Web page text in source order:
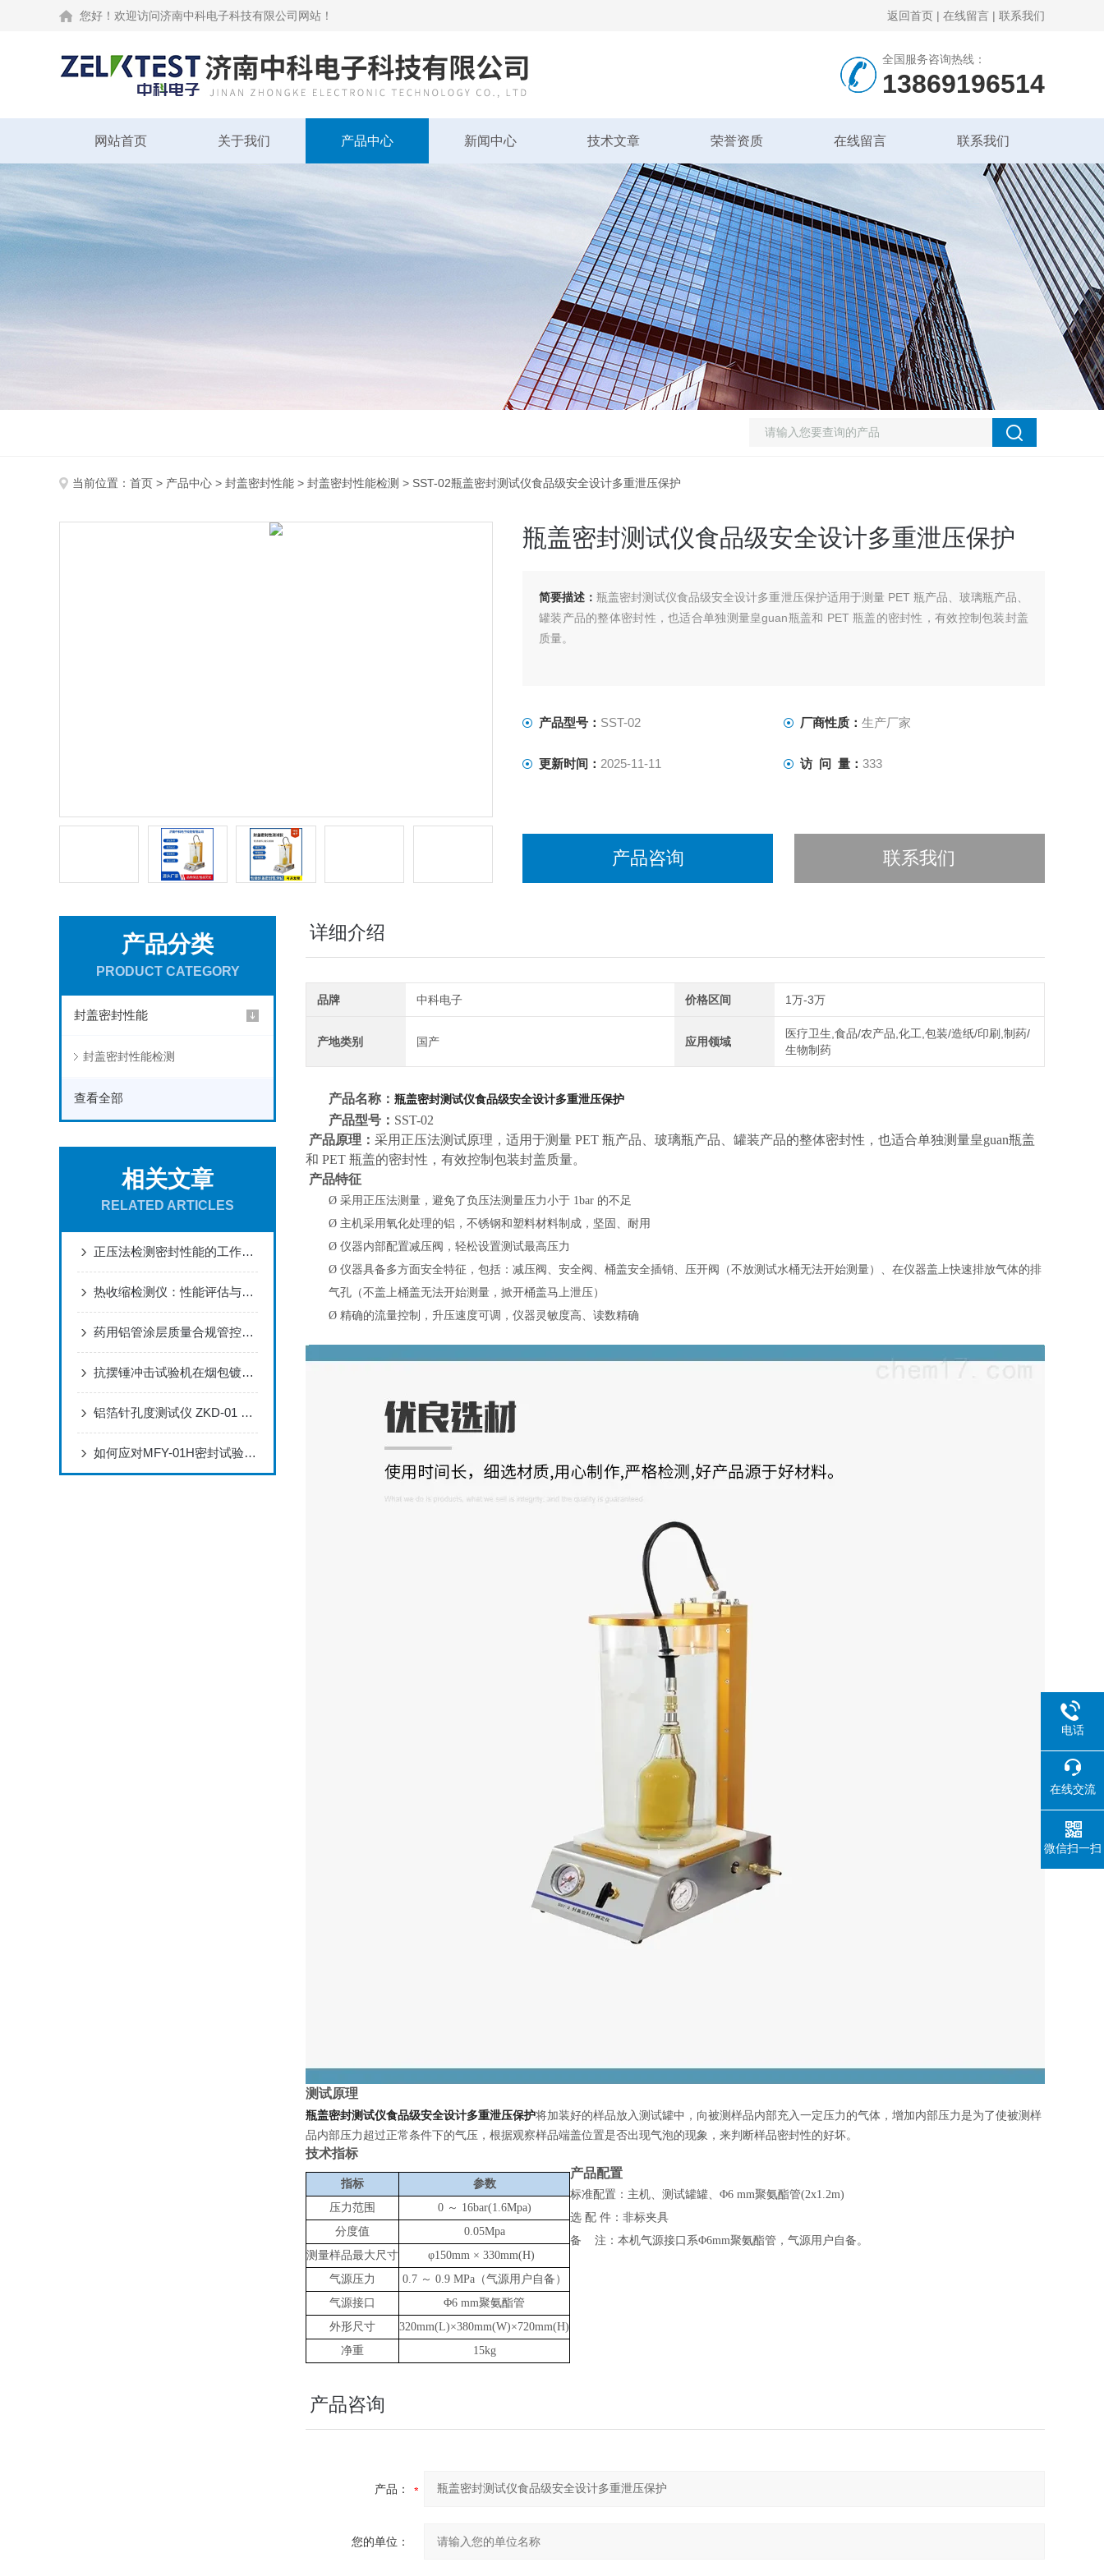
您好！欢迎访问济南中科电子科技有限公司网站！ 返回首页 | 在线留言 | 联系我们
全国服务咨询热线：
13869196514
网站首页 关于我们 产品中心 新闻中心 技术文章 荣誉资质 在线留言 联系我们
当前位置： 首页 > 产品中心 > 封盖密封性能 > 封盖密封性能检测 > SST-02瓶盖密封测试仪食品级安全设计多重泄压保护
瓶盖密封测试仪食品级安全设计多重泄压保护
简要描述：瓶盖密封测试仪食品级安全设计多重泄压保护适用于测量 PET 瓶产品、玻璃瓶产品、
罐装产品的整体密封性，也适合单独测量皇guan瓶盖和 PET 瓶盖的密封性，有效控制包装封盖
质量。
产品型号： SST-02 厂商性质： 生产厂家
更新时间： 2025-11-11 访 问 量： 333
产品咨询 联系我们
产品分类
PRODUCT CATEGORY
封盖密封性能
封盖密封性能检测
查看全部
相关文章
RELATED ARTICLES
正压法检测密封性能的工作原理详解
热收缩检测仪：性能评估与质量控制的得力助手
药用铝管涂层质量合规管控方案LG-04涂层柔性和黏附力试验装置实操应用
抗摆锤冲击试验机在烟包镀铝纸运输适应性评估中的应用案例
铝箔针孔度测试仪 ZKD-01 技术特点与应用分析
如何应对MFY-01H密封试验仪在测试过程中的突发情况？
详细介绍
品牌 中科电子 价格区间 1万-3万
产地类别 国产 应用领域
医疗卫生,食品/农产品,化工,包装/造纸/印刷,制药/
生物制药
产品名称： 瓶盖密封测试仪食品级安全设计多重泄压保护
产品型号： SST-02
产品原理： 采用正压法测试原理，适用于测量 PET 瓶产品、玻璃瓶产品、罐装产品的整体密封性，也适合单独测量皇guan瓶盖
和 PET 瓶盖的密封性，有效控制包装封盖质量。
产品特征
Ø 采用正压法测量，避免了负压法测量压力小于 1bar 的不足
Ø 主机采用氧化处理的铝，不锈钢和塑料材料制成，坚固、耐用
Ø 仪器内部配置减压阀，轻松设置测试最高压力
Ø 仪器具备多方面安全特征，包括：减压阀、安全阀、桶盖安全插销、压开阀（不放测试水桶无法开始测量）、在仪器盖上快速排放气体的排
气孔（不盖上桶盖无法开始测量，掀开桶盖马上泄压）
Ø 精确的流量控制，升压速度可调，仪器灵敏度高、读数精确
测试原理
瓶盖密封测试仪食品级安全设计多重泄压保护将加装好的样品放入测试罐中， 向被测样品内部充入一定压力 的气体，增加内部压力是为了使被测样
品内部压力超过正常条件下的气压， 根据观察样品端盖位置是否出现气泡的现象，来判断样品密封性的好坏。
技术指标
指标
参数
压力范围
0 ～ 16bar(1.6Mpa)
分度值
0.05Mpa
测量样品最大尺寸
φ150mm × 330mm(H)
气源压力
0.7 ～ 0.9 MPa（气源用户自备）
气源接口
Φ6 mm聚氨酯管
外形尺寸
320mm(L)×380mm(W)×720mm(H)
净重
15kg
产品配置
标准配置：主机、测试罐罐、 Φ6 mm聚氨酯管(2x1.2m)
选 配 件：非标夹具
备
注：本机气源接口系Φ6mm聚氨酯管，气源用户自备。
产品咨询
产品：
您的单位：
电话
在线交流
微信扫一扫